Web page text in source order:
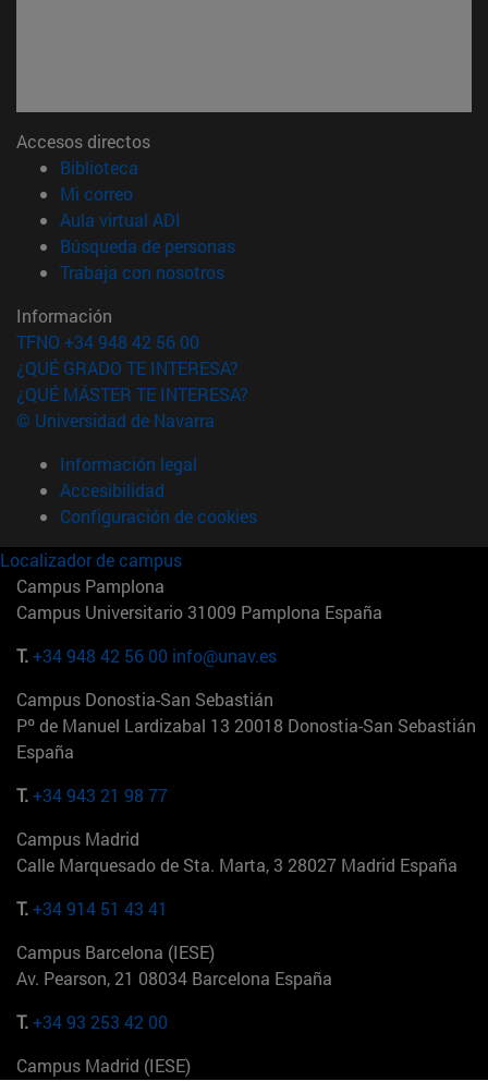
Accesos directos
Biblioteca
Mi correo(abre en nueva ventana)
Aula virtual ADI
Búsqueda de personas(abre en nueva ventana)
Trabaja con nosotros(abre en nueva ventana)
Información
TFNO +34 948 42 56 00
¿QUÉ GRADO TE INTERESA?
¿QUÉ MÁSTER TE INTERESA?
© Universidad de Navarra
Información legal
Accesibilidad
Configuración de cookies
Localizador de campus
Campus Pamplona
Campus Universitario 31009 Pamplona España
T.+34 948 42 56 00 info@unav.es
Campus Donostia-San Sebastián
Pº de Manuel Lardizabal 13 20018 Donostia-San Sebastián
España
T.+34 943 21 98 77
Campus Madrid
Calle Marquesado de Sta. Marta, 3 28027 Madrid España
T.+34 914 51 43 41
Campus Barcelona (IESE)
Av. Pearson, 21 08034 Barcelona España
T.+34 93 253 42 00
Campus Madrid (IESE)